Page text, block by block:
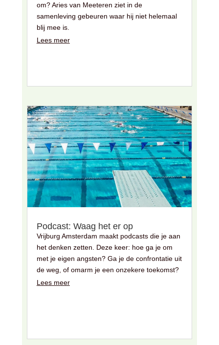
om? Aries van Meeteren ziet in de
samenleving gebeuren waar hij niet helemaal
blij mee is.
Lees meer
Podcast: Waag het er op
Vrijburg Amsterdam maakt podcasts die je aan
het denken zetten. Deze keer: hoe ga je om
met je eigen angsten? Ga je de confrontatie uit
de weg, of omarm je een onzekere toekomst?
Lees meer